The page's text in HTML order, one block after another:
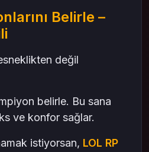
Belirle –
değil
belirle. Bu sana
ve konfor sağlar.
istiyorsan, LOL RP